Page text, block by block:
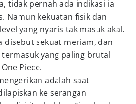
tidak pernah ada indikasi ia
Namun kekuatan fisik dan
yang nyaris tak masuk akal.
disebut sekuat meriam, dan
termasuk yang paling brutal
Piece.
adalah saat
ke serangan